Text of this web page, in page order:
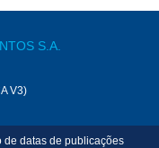
S.A.
V3)
de datas de publicações